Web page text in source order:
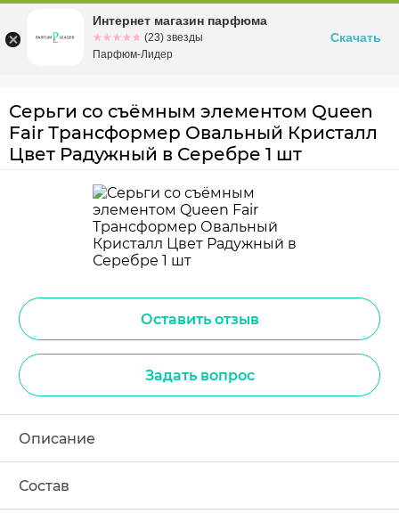
Омскул. Заозерная, 11, к. 1
Серьги со съёмным элементом Queen
Fair Трансформер Овальный Кристалл
Цвет Радужный в Серебре 1 шт
Оставить отзыв
Задать вопрос
Описание
Состав
Интернет магазин парфюма
☆☆☆☆☆
★★★★★ (23) звезды
Парфюм-Лидер
Скачать